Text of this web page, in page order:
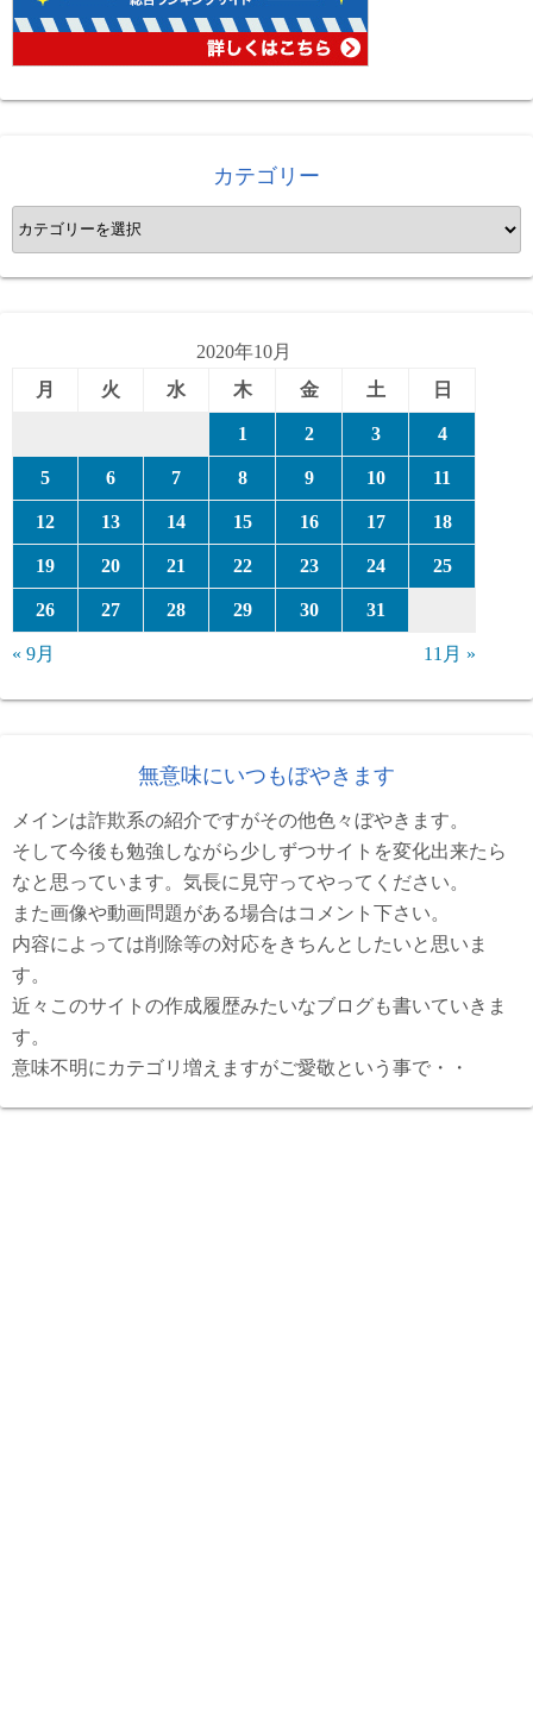
カテゴリー
カ
テ
ゴ
2020年10月
月
火 水 木 金 土 日
1 2 3 4
5 6 7 8 9 10 11
12 13 14 15 16 17 18
19 20 21 22 23 24 25
26 27 28 29 30 31
« 9月 11月 »
無意味にいつもぼやきます
メインは詐欺系の紹介ですがその他色々ぼやきます。
そして今後も勉強しながら少しずつサイトを変化出来たら
なと思っています。気長に見守ってやってください。
また画像や動画問題がある場合はコメント下さい。
内容によっては削除等の対応をきちんとしたいと思いま
す。
近々このサイトの作成履歴みたいなブログも書いていきま
す。
意味不明にカテゴリ増えますがご愛敬という事で・・